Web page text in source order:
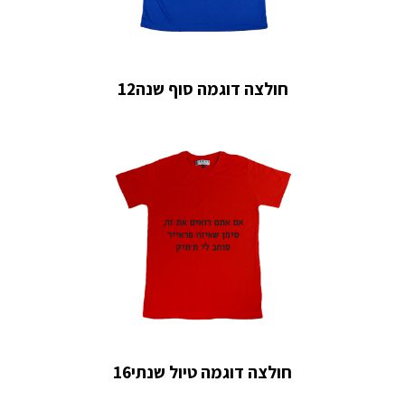
חולצה דוגמה סוף שנה12
חולצה דוגמה טיול שנתי16